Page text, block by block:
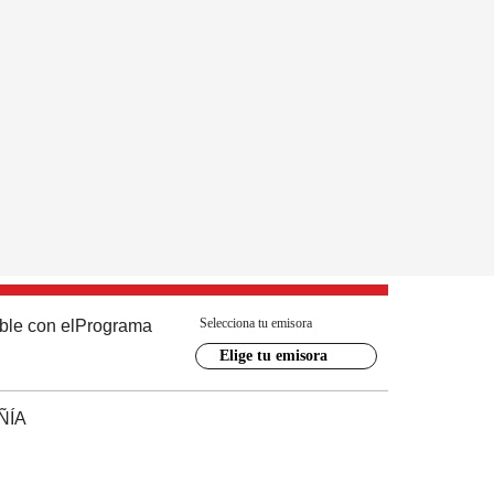
con el Programa Selecciona tu emisora
Elige tu emisora